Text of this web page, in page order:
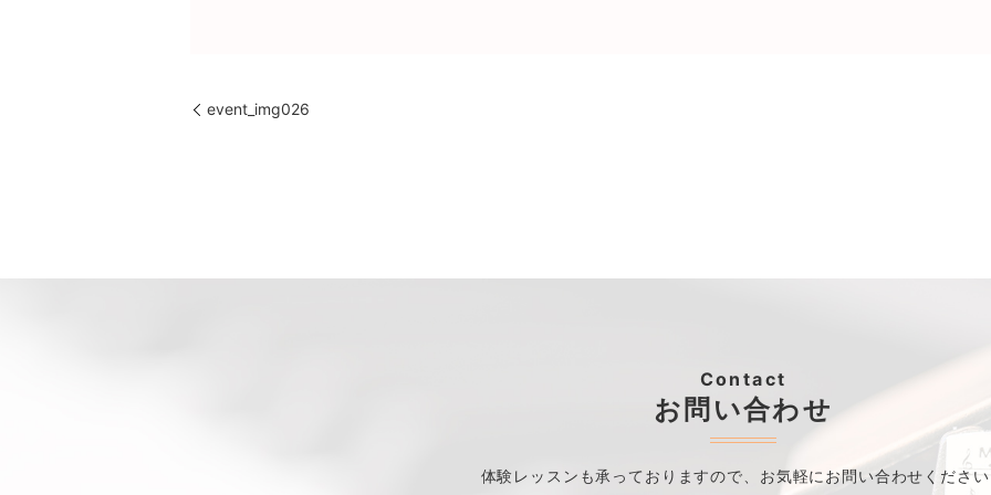
event_img026
Contact
お問い合わせ
体験レッスンも承っておりますので、 お気軽にお問い合わせくださ